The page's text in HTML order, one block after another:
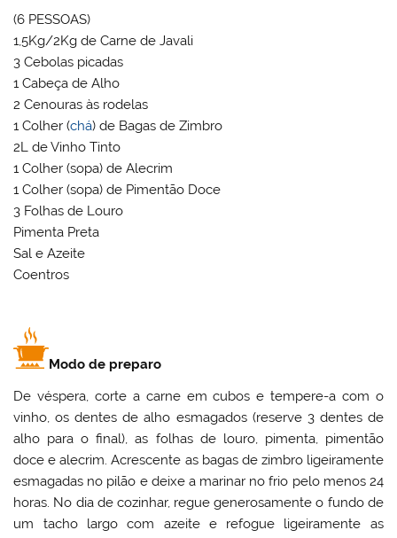
(6 PESSOAS)
1,5Kg/2Kg de Carne de Javali
3 Cebolas picadas
1 Cabeça de Alho
2 Cenouras às rodelas
1 Colher (chá) de Bagas de Zimbro
2L de Vinho Tinto
1 Colher (sopa) de Alecrim
1 Colher (sopa) de Pimentão Doce
3 Folhas de Louro
Pimenta Preta
Sal e Azeite
Coentros
Modo de preparo
De véspera, corte a carne em cubos e tempere-a com o
vinho, os dentes de alho esmagados (reserve 3 dentes de
alho para o final), as folhas de louro, pimenta, pimentão
doce e alecrim. Acrescente as bagas de zimbro ligeiramente
esmagadas no pilão e deixe a marinar no frio pelo menos 24
horas. No dia de cozinhar, regue generosamente o fundo de
um tacho largo com azeite e refogue ligeiramente as